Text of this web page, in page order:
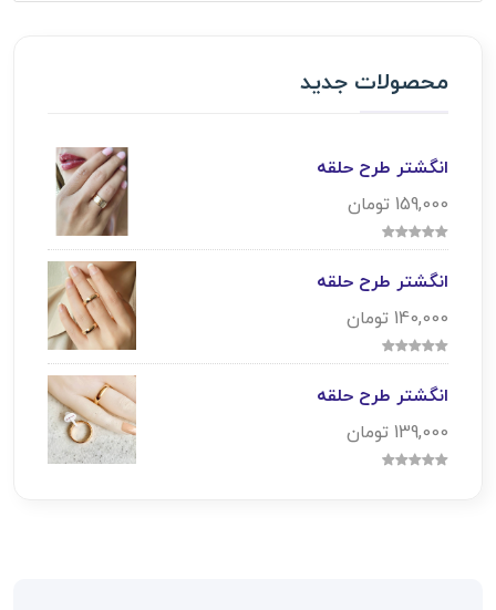
محصولات جدید
انگشتر طرح حلقه
159,000 تومان
انگشتر طرح حلقه
140,000 تومان
انگشتر طرح حلقه
139,000 تومان